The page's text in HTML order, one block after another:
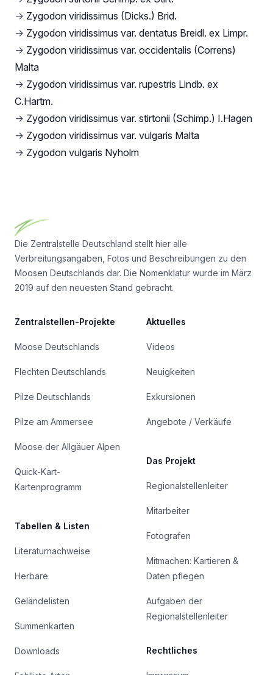
→ Zygodon viridissimus (Dicks.) Brid.
→ Zygodon viridissimus var. dentatus Breidl. ex Limpr.
→ Zygodon viridissimus var. occidentalis (Correns)
Malta
→ Zygodon viridissimus var. rupestris Lindb. ex
C.Hartm.
→ Zygodon viridissimus var. stirtonii (Schimp.) I.Hagen
→ Zygodon viridissimus var. vulgaris Malta
→ Zygodon vulgaris Nyholm
Die Zentralstelle Deutschland stellt hier alle
Verbreitungsangaben, Fotos und Beschreibungen zu den
Moosen Deutschlands dar. Die Nomenklatur wurde im März
2019 auf den neuesten Stand gebracht.
Zentralstellen-Projekte
Moose Deutschlands
Flechten Deutschlands
Pilze Deutschlands
Pilze am Ammersee
Moose der Allgäuer Alpen
Quick-Kart-
Kartenprogramm
Tabellen & Listen
Literaturnachweise
Herbare
Geländelisten
Summenkarten
Downloads
Aktuelles
Videos
Neuigkeiten
Exkursionen
Angebote / Verkäufe
Das Projekt
Regionalstellenleiter
Mitarbeiter
Fotografen
Mitmachen: Kartieren &
Daten pflegen
Aufgaben der
Regionalstellenleiter
Rechtliches